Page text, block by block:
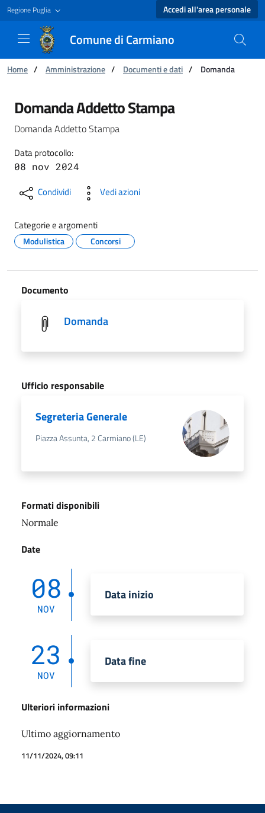
Regione Puglia Accedi all'area personale
Comune di Carmiano
Ti trovi in:
Home / Amministrazione / Documenti e dati / Domanda
Domanda - Comune di Carmiano
Domanda Addetto Stampa
Domanda Addetto Stampa
Data protocollo:
08 nov 2024
Condividi Vedi azioni
Categorie e argomenti
Modulistica Concorsi
Documento
Domanda
Ufficio responsabile
Segreteria Generale
Piazza Assunta, 2 Carmiano (LE)
Formati disponibili
Normale
Date
08
NOV
Data inizio
23
NOV
Data fine
Ulteriori informazioni
Ultimo aggiornamento
11/11/2024, 09:11